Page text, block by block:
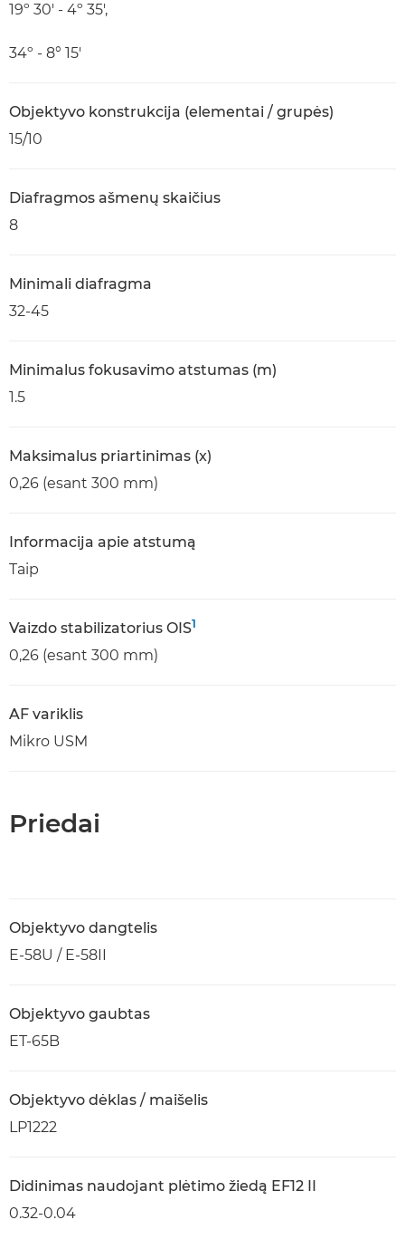
19º 30' - 4º 35',
34º - 8° 15'
Objektyvo konstrukcija (elementai / grupės)
15/10
Diafragmos ašmenų skaičius
8
Minimali diafragma
32-45
Minimalus fokusavimo atstumas (m)
1.5
Maksimalus priartinimas (x)
0,26 (esant 300 mm)
Informacija apie atstumą
Taip
Vaizdo stabilizatorius OIS1
0,26 (esant 300 mm)
AF variklis
Mikro USM
Priedai
Objektyvo dangtelis
E-58U / E-58II
Objektyvo gaubtas
ET-65B
Objektyvo dėklas / maišelis
LP1222
Didinimas naudojant plėtimo žiedą EF12 II
0.32-0.04